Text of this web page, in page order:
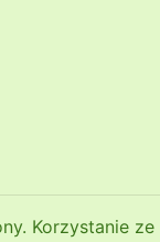
Korzystanie